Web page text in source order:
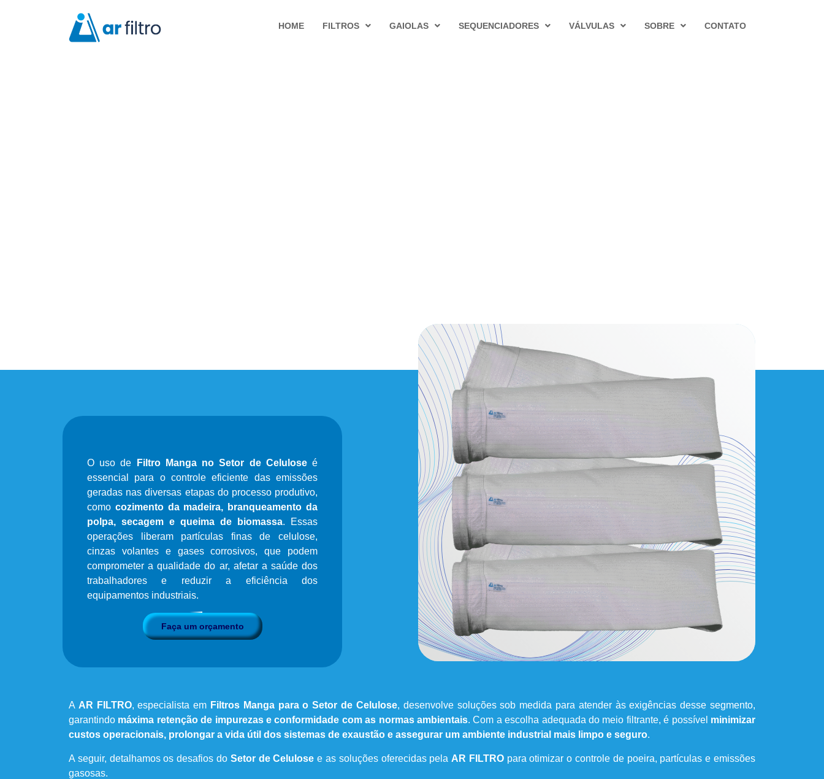
HOME FILTROS GAIOLAS SEQUENCIADORES VÁLVULAS SOBRE CONTATO
O uso de Filtro Manga no Setor de Celuloseé
essencial para o controle eficiente das emissões
geradas nas diversas etapas do processo produtivo,
como cozimento da madeira, branqueamento da
polpa, secagem e queima de biomassa. Essas
operações liberam partículas finas de celulose,
cinzas volantes e gases corrosivos, que podem
comprometer a qualidade do ar, afetar a saúde dos
trabalhadores e reduzir a eficiência dos
equipamentos industriais.
Faça um orçamento
A AR FILTRO, especialista em Filtros Manga para o Setor de Celulose, desenvolve soluções sob medida para atender às exigências desse segmento,
garantindo máxima retenção de impurezas e conformidade com as normas ambientais. Com a escolha adequada do meio filtrante, é possível minimizar
custos operacionais, prolongar a vida útil dos sistemas de exaustão e assegurar um ambiente industrial mais limpo e seguro.
A seguir, detalhamos os desafios do Setor de Celulose e as soluções oferecidas pela AR FILTROpara otimizar o controle de poeira, partículas e emissões
gasosas.